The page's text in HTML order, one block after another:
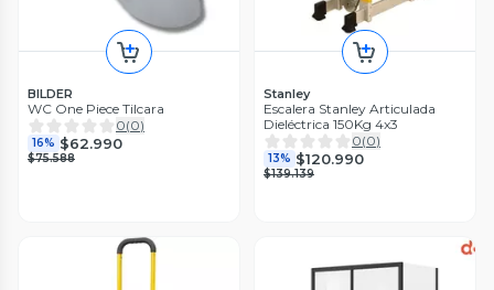
BILDER
WC One Piece Tilcara
0(0)
16% $62.990
$75.588
Stanley
Escalera Stanley Articulada
Dieléctrica 150Kg 4x3
0(0)
13% $120.990
$139.139